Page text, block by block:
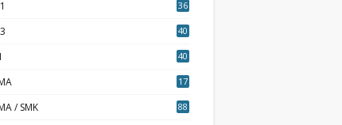
36
40
40
17
/ SMK
88